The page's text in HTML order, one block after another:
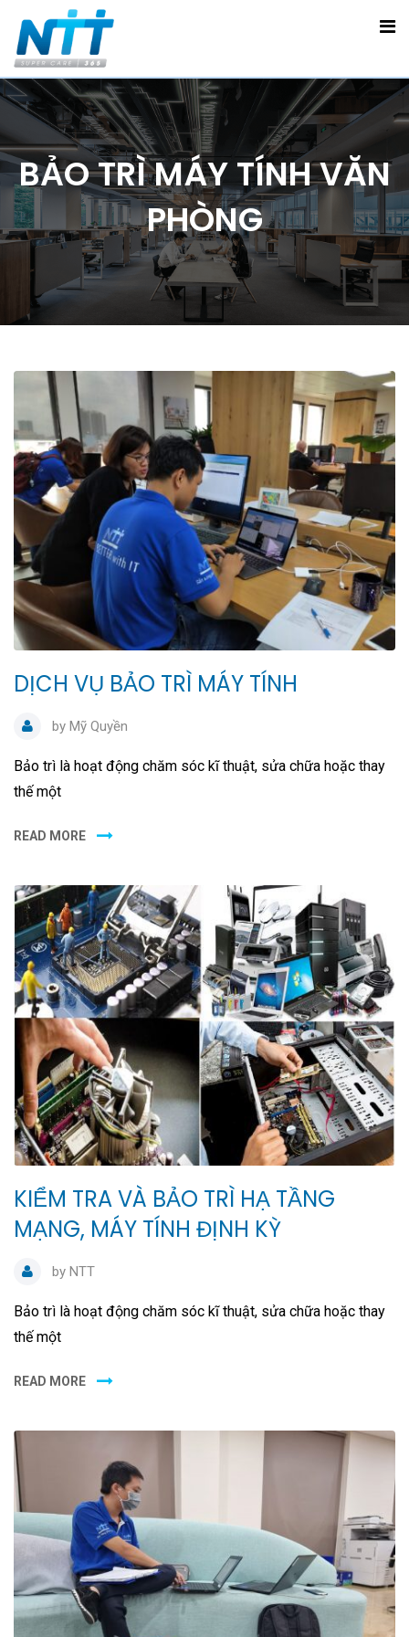
BẢO TRÌ MÁY TÍNH VĂN
PHÒNG
DỊCH VỤ BẢO TRÌ MÁY TÍNH
by Mỹ Quyền
Bảo trì là hoạt động chăm sóc kĩ thuật, sửa chữa hoặc thay
thế một
READ MORE
KIỂM TRA VÀ BẢO TRÌ HẠ TẦNG
MẠNG, MÁY TÍNH ĐỊNH KỲ
by NTT
Bảo trì là hoạt động chăm sóc kĩ thuật, sửa chữa hoặc thay
thế một
READ MORE